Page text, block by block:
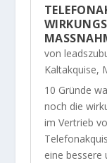
von
Kaltakquise,
10 Gründe
noch die
im Vertrieb
eine bessere